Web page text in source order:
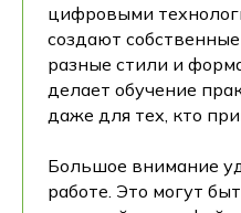
цифровыми
создают
разные стили и
делает обучение
даже для тех, кто
Большое внимание
работе. Это могут